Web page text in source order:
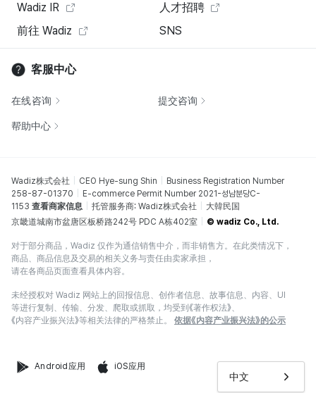
中文
Wadiz IR
人才招聘
前往 Wadiz
SNS
客服中心
在线咨询 提交咨询
帮助中心
Wadiz株式会社 CEO Hye-sung Shin
Business Registration Number
258-87-01370
E-commerce Permit Number 2021-성남분당C-
1153 查看商家信息 托管服务商: Wadiz株式会社
大韓民国
京畿道城南市盆唐区板桥路242号 PDC A栋402室
© wadiz Co., Ltd.
对于部分商品，Wadiz 仅作为通信销售中介，而非销售方。在此类情况下，
商品、商品信息及交易的相关义务与责任由卖家承担，
请在各商品页面查看具体内容。
未经授权对 Wadiz 网站上的回报信息、创作者信息、故事信息、内容、UI
等进行复制、传输、分发、爬取或抓取，均受到《著作权法》、
《内容产业振兴法》等相关法律的严格禁止。
依据《内容产业振兴法》的公示
Android应用 iOS应用